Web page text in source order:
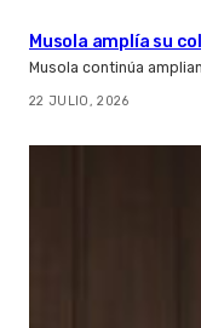
Musola amplía su
Musola continúa
22 JULIO, 2026